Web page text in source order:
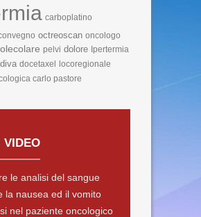
carboplatino
octreoscan oncologo
pelvi dolore Ipertermia
docetaxel
locoregionale
carlo pastore
VIDEO
le analisi del sangue
la nausea ed il vomito
nel paziente oncologico